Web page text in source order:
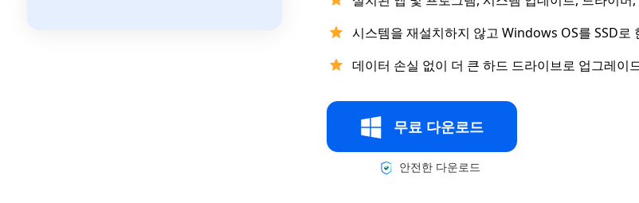
시스템을 재설치하지 않고 Windows OS를 SSD로
데이터 손실 없이 더 큰 하드 드라이브로 업그레이
무료 다운로드
안전한 다운로드